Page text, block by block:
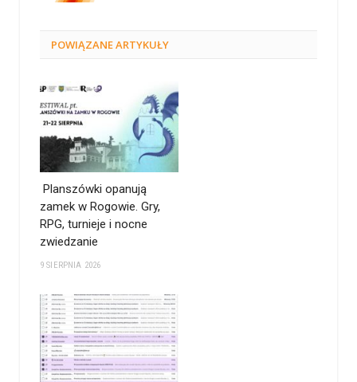
POWIĄZANEARTYKUŁY
Planszówki opanują
zamek w Rogowie. Gry,
RPG, turnieje i nocne
zwiedzanie
9 SIERPNIA 2026